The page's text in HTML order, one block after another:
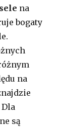
na
bogaty
na
są